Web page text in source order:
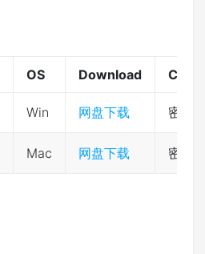
OS Download Code
Win 网盘下载 密码
Mac 网盘下载 密码